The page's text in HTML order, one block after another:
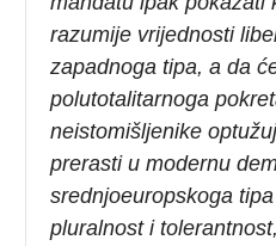
razumije vrijednosti
zapadnoga tipa, a da
polutotalitarnoga
neistomišljenike
prerasti u modernu
srednjoeuropskoga
pluralnost i